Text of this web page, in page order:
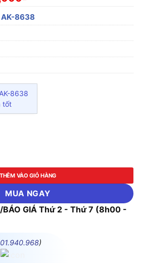
AK-8638
8638
tốt
AK-8638 số lượng
THÊM VÀO GIỎ HÀNG
MUA NGAY
BÁO GIÁ Thứ 2 - Thứ 7 (8h00 -
)